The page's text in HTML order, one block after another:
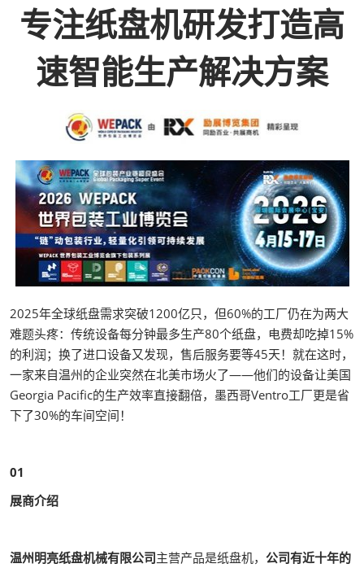
专注纸盘机研发打造高
速智能生产解决方案
2025年全球纸盘需求突破1200亿只，但60%的工厂仍在为两大
难题头疼：传统设备每分钟最多生产80个纸盘，电费却吃掉15%
的利润；换了进口设备又发现，售后服务要等45天！就在这时，
一家来自温州的企业突然在北美市场火了——他们的设备让美国
Georgia Pacific的生产效率直接翻倍，墨西哥Ventro工厂更是省
下了30%的车间空间！
01
展商介绍
温州明亮纸盘机械有限公司主营产品是纸盘机， 公司有近十年的